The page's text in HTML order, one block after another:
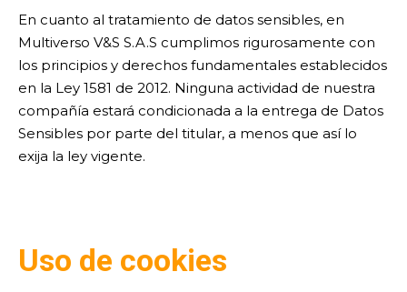
En cuanto al tratamiento de datos sensibles, en
Multiverso V&S S.A.S cumplimos rigurosamente con
los principios y derechos fundamentales establecidos
en la Ley 1581 de 2012. Ninguna actividad de nuestra
compañía estará condicionada a la entrega de Datos
Sensibles por parte del titular, a menos que así lo
exija la ley vigente.
Uso de cookies